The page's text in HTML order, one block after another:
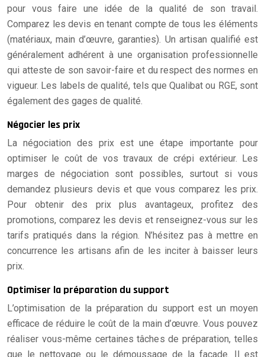
pour vous faire une idée de la qualité de son travail.
Comparez les devis en tenant compte de tous les éléments
(matériaux, main d’œuvre, garanties). Un artisan qualifié est
généralement adhérent à une organisation professionnelle
qui atteste de son savoir-faire et du respect des normes en
vigueur. Les labels de qualité, tels que Qualibat ou RGE, sont
également des gages de qualité.
Négocier les prix
La négociation des prix est une étape importante pour
optimiser le coût de vos travaux de crépi extérieur. Les
marges de négociation sont possibles, surtout si vous
demandez plusieurs devis et que vous comparez les prix.
Pour obtenir des prix plus avantageux, profitez des
promotions, comparez les devis et renseignez-vous sur les
tarifs pratiqués dans la région. N’hésitez pas à mettre en
concurrence les artisans afin de les inciter à baisser leurs
prix.
Optimiser la préparation du support
L’optimisation de la préparation du support est un moyen
efficace de réduire le coût de la main d’œuvre. Vous pouvez
réaliser vous-même certaines tâches de préparation, telles
que le nettoyage ou le démoussage de la façade. Il est